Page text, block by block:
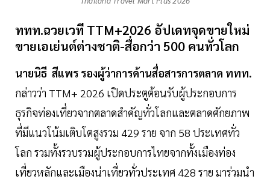
ททท.ฉวยเวที TTM+2026 อัปเดทจุดขายใหม่
ขายเอเย่นต์ต่างชาติ-สื่อกว่า 500 คนทั่วโลก
นายนิธี สีแพร รองผู้ว่าการด้านสื่อสารการตลาด ททท.
กล่าวว่า TTM+ 2026 เปิดประตูต้อนรับผู้ประกอบการ
ธุรกิจท่องเที่ยวจากตลาดสำคัญทั่วโลกและตลาดศักยภาพ
ที่มีแนวโน้มเติบโตสูงรวม 429 ราย จาก 58 ประเทศทั่ว
โลก รวมทั้งรวบรวมผู้ประกอบการไทยจากทั้งเมืองท่อง
เที่ยวหลักและเมืองน่าเที่ยวทั่วประเทศ 428 ราย มาร่วมนำ